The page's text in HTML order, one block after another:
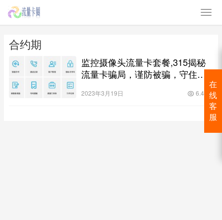
合约期
监控摄像头流量卡套餐,315揭秘
流量卡骗局，谨防被骗，守住钱
2023年3月19日 6.4K
在
线
客
服